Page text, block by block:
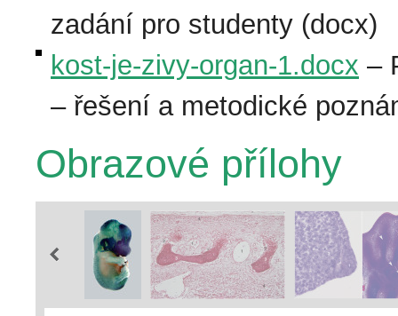
zadání pro studenty (docx)
kost-je-zivy-organ-1.docx –
– řešení a metodické
Obrazové přílohy